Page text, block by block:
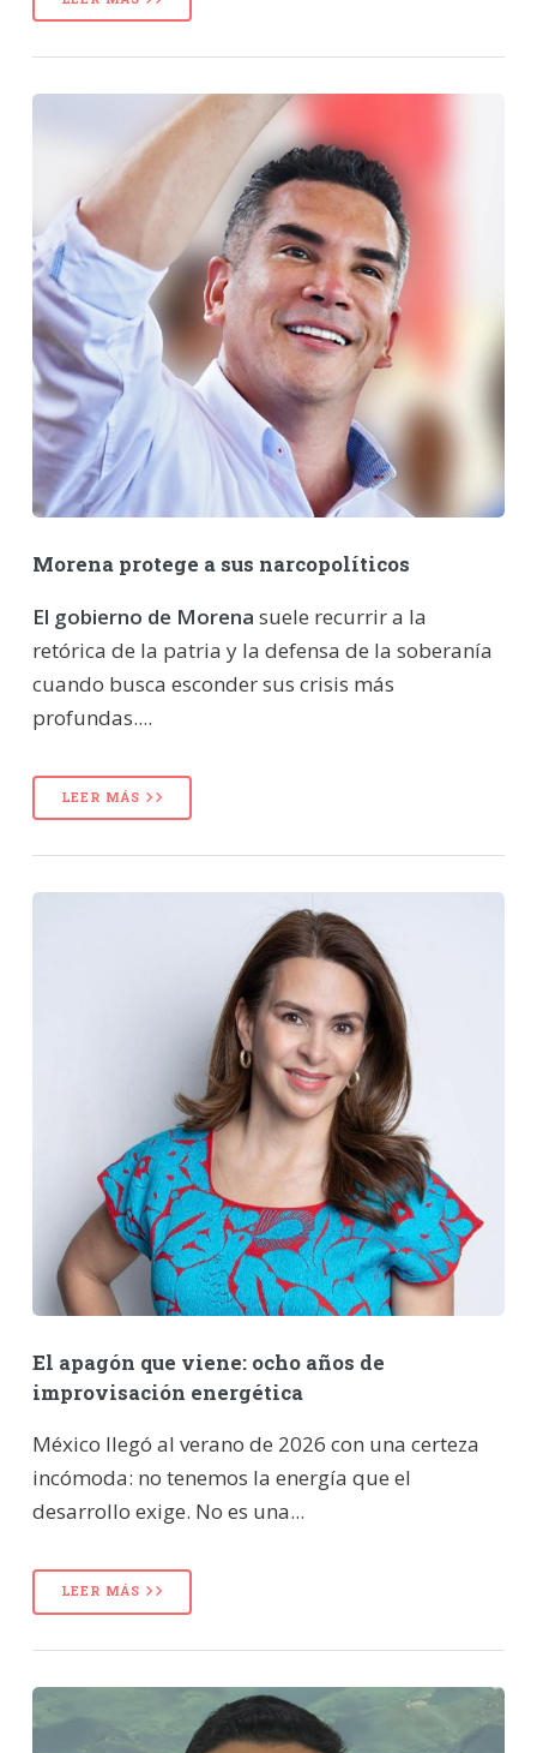
Morena protege a sus narcopolíticos
El gobierno de Morena suele recurrir a la
retórica de la patria y la defensa de la soberanía
cuando busca esconder sus crisis más
profundas....
LEER MÁS
El apagón que viene: ocho años de
improvisación energética
México llegó al verano de 2026 con una certeza
incómoda: no tenemos la energía que el
desarrollo exige. No es una...
LEER MÁS